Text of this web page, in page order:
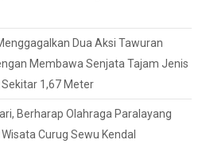
Dua Aksi Tawuran
Membawa Senjata Tajam Jenis
1,67 Meter
Berharap Olahraga Paralayang
Curug Sewu Kendal